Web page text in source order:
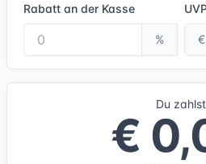
Rabatt an der Kasse
% €
Du zahlst
€